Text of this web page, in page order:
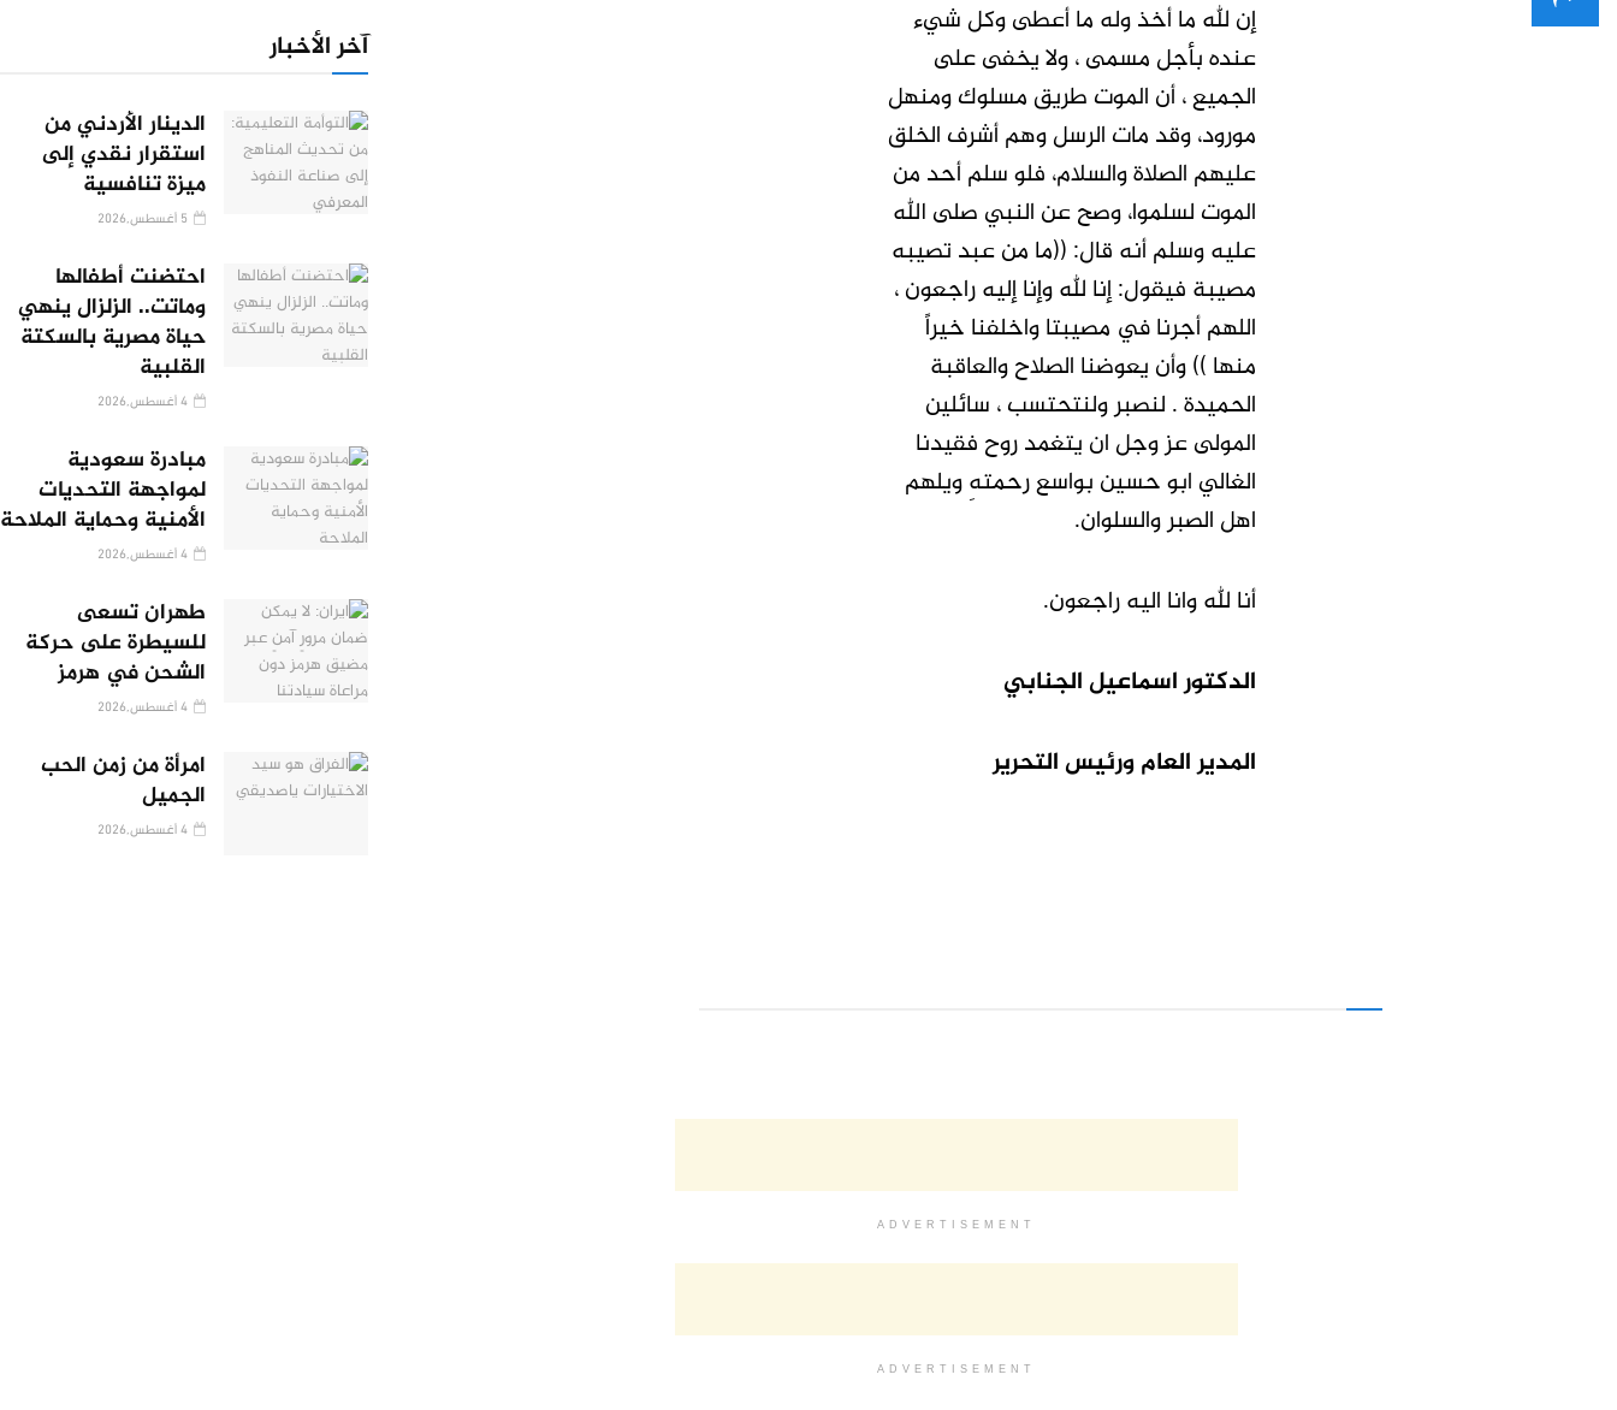
لفقيدنا العزيز وتغمده الله برحمته ورضوانه .
إن لله ما أخذ وله ما أعطى وكل شيء
عنده بأجل مسمى ، ولا يخفى على
الجميع ، أن الموت طريق مسلوك ومنهل
مورود، وقد مات الرسل وهم أشرف الخلق
عليهم الصلاة والسلام، فلو سلم أحد من
الموت لسلموا، وصح عن النبي صلى الله
عليه وسلم أنه قال: ((ما من عبد تصيبه
مصيبة فيقول: إنا لله وإنا إليه راجعون ،
اللهم أجرنا في مصيبتا واخلفنا خيراً
منها )) وأن يعوضنا الصلاح والعاقبة
الحميدة . لنصبر ولنتحتسب ، سائلين
المولى عز وجل ان يتغمد روح فقيدنا
الغالي ابو حسين بواسع رحمتهِ ويلهم
اهل الصبر والسلوان.
أنا لله وانا اليه راجعون.
الدكتور اسماعيل الجنابي
المدير العام ورئيس التحرير
ADVERTISEMENT
ADVERTISEMENT
آخر الأخبار
الدينار الأردني من
استقرار نقدي إلى
ميزة تنافسية
احتضنت أطفالها
وماتت.. الزلزال ينهي
حياة مصرية بالسكتة
القلبية
مبادرة سعودية
لمواجهة التحديات
الأمنية وحماية الملاحة
طهران تسعى
للسيطرة على حركة
الشحن في هرمز
امرأة من زمن الحب
الجميل